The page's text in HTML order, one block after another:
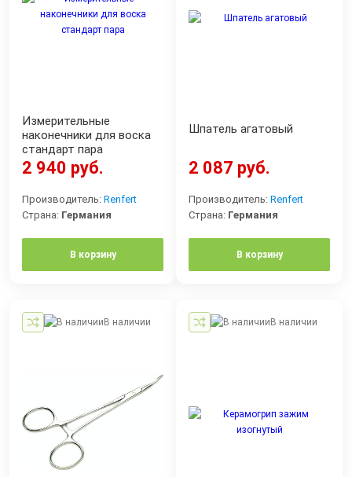
Измерительные
наконечники для воска
стандарт пара
2 940 руб.
Производитель: Renfert
Страна: Германия
В корзину
Шпатель агатовый
2 087 руб.
Производитель: Renfert
Страна: Германия
В корзину
В наличии В наличии